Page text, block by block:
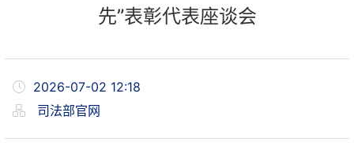
先”表彰代表座谈会
2026-07-02 12:18
司法部官网